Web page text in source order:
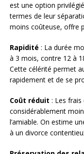
est une option
termes de leur
moins coûteuse, offre
Rapidité : La durée
à 3 mois, contre 12 à
Cette célérité permet
rapidement et de se
Coût réduit : Les frais
considérablement
l’amiable. On estime
à un divorce